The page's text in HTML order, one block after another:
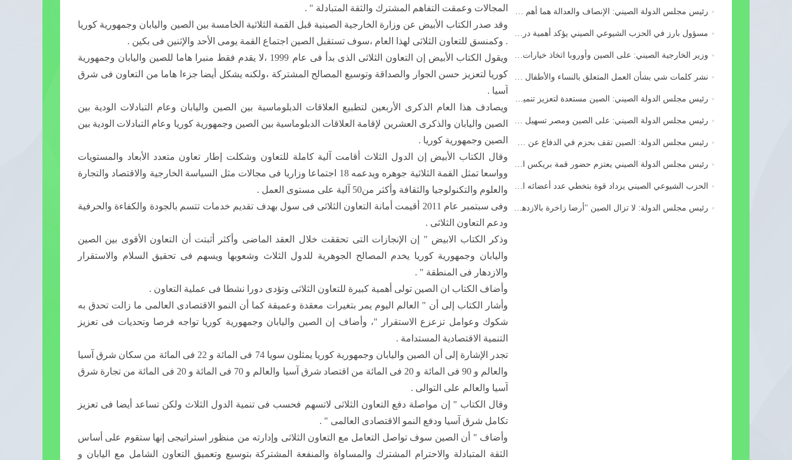
المجالات وعمقت التفاهم المشترك والثقة المتبادلة " .
وقد صدر الكتاب الأبيض عن وزارة الخارجية الصينية قبل القمة الثلاثية الخامسة بين الصين واليابان وجمهورية كوريا
. وكمنسق للتعاون الثلاثى لهذا العام ،سوف تستقبل الصين اجتماع القمة يومى الأحد والإثنين فى بكين .
ويقول الكتاب الأبيض إن التعاون الثلاثى الذى بدأ فى عام 1999 ،لا يقدم فقط منبرا هاما للصين واليابان وجمهورية
كوريا لتعزيز حسن الجوار والصداقة وتوسيع المصالح المشتركة ،ولكنه يشكل أيضا جزءا هاما من التعاون فى شرق
آسيا .
ويصادف هذا العام الذكرى الأربعين لتطبيع العلاقات الدبلوماسية بين الصين واليابان وعام التبادلات الودية بين
الصين واليابان والذكرى العشرين لإقامة العلاقات الدبلوماسية بين الصين وجمهورية كوريا وعام التبادلات الودية بين
الصين وجمهورية كوريا .
وقال الكتاب الأبيض إن الدول الثلاث أقامت آلية كاملة للتعاون وشكلت إطار تعاون متعدد الأبعاد والمستويات
وواسعا تمثل القمة الثلاثية جوهره ويدعمه 18 اجتماعا وزاريا فى مجالات مثل السياسة الخارجية والاقتصاد والتجارة
والعلوم والتكنولوجيا والثقافة وأكثر من50 آلية على مستوى العمل .
وفى سبتمبر عام 2011 أقيمت أمانة التعاون الثلاثى فى سول بهدف تقديم خدمات تتسم بالجودة والكفاءة والحرفية
ودعم التعاون الثلاثى .
وذكر الكتاب الابيض " إن الإنجازات التى تحققت خلال العقد الماضى وأكثر أثبتت أن التعاون الأقوى بين الصين
واليابان وجمهورية كوريا يخدم المصالح الجوهرية للدول الثلاث وشعوبها ويسهم فى تحقيق السلام والاستقرار
والازدهار فى المنطقة " .
وأضاف الكتاب ان الصين تولى أهمية كبيرة للتعاون الثلاثى وتؤدى دورا نشطا فى عملية التعاون .
وأشار الكتاب إلى أن " العالم اليوم يمر بتغيرات معقدة وعميقة كما أن النمو الاقتصادى العالمى ما زالت تحدق به
شكوك وعوامل تزعزع الاستقرار "، وأضاف إن الصين واليابان وجمهورية كوريا تواجه فرصا وتحديات فى تعزيز
التنمية الاقتصادية المستدامة .
تجدر الإشارة إلى أن الصين واليابان وجمهورية كوريا يمثلون سويا 74 فى المائة و 22 فى المائة من سكان شرق آسيا
والعالم و 90 فى المائة و 20 فى المائة من اقتصاد شرق آسيا والعالم و 70 فى المائة و 20 فى المائة من تجارة شرق
آسيا والعالم على التوالى .
وقال الكتاب " إن مواصلة دفع التعاون الثلاثى لاتسهم فحسب فى تنمية الدول الثلاث ولكن تساعد أيضا فى تعزيز
تكامل شرق آسيا ودفع النمو الاقتصادى العالمى " .
وأضاف " أن الصين سوف تواصل التعامل مع التعاون الثلاثى وإدارته من منظور استراتيجى إنها ستقوم على أساس
الثقة المتبادلة والاحترام المشترك والمساواة والمنفعة المشتركة بتوسيع وتعميق التعاون الشامل مع اليابان و
رئيس مجلس الدولة الصيني: الإنصاف والعدالة هما أهم قيمة ...
مسؤول بارز في الحزب الشيوعي الصيني يؤكد أهمية دراسة ال...
وزير الخارجية الصيني: على الصين وأوروبا اتخاذ خيارات ص...
نشر كلمات شي بشأن العمل المتعلق بالنساء والأطفال والأس...
رئيس مجلس الدولة الصيني: الصين مستعدة لتعزيز تنمية الت...
رئيس مجلس الدولة الصيني: على الصين ومصر تسهيل التجارة و...
رئيس مجلس الدولة: الصين تقف بحزم في الدفاع عن حقوقها وا...
رئيس مجلس الدولة الصيني يعتزم حضور قمة بريكس الـ17 في ال...
الحزب الشيوعي الصيني يزداد قوة بتخطي عدد أعضائه الـ100 م...
رئيس مجلس الدولة: لا تزال الصين "أرضا زاخرة بالازدهار" ف...